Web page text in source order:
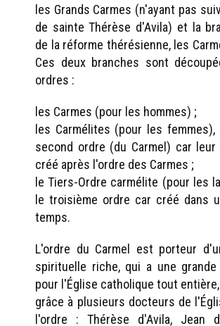
les Grands Carmes (n'ayant pas
de sainte Thérèse d'Avila) et la
de la réforme thérésienne, les
Ces deux branches sont
ordres :
les Carmes (pour les hommes) ;
les Carmélites (pour les femmes),
second ordre (du Carmel) car
créé après l'ordre des Carmes ;
le Tiers-Ordre carmélite (pour les
le troisième ordre car créé dans
temps.
L'ordre du Carmel est porteur
spirituelle riche, qui a une grande
pour l'Église catholique tout
grâce à plusieurs docteurs de
l'ordre : Thérèse d'Avila, Jean